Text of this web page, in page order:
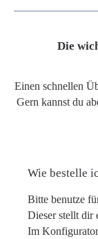
Die
Einen schnellen
Gern kannst du
Wie bestelle
Bitte benutze
Dieser stellt dir
Im